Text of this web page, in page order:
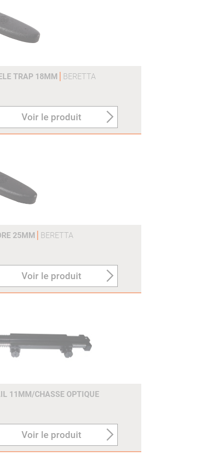
TRAP 18MM BERETTA
Voir le produit
25MM BERETTA
Voir le produit
11MM/CHASSE OPTIQUE
Voir le produit